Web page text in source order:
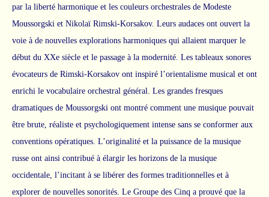
par la liberté harmonique et les couleurs orchestrales de Modeste
Moussorgski et Nikolaï Rimski-Korsakov. Leurs audaces ont ouvert la
voie à de nouvelles explorations harmoniques qui allaient marquer le
début du XXe siècle et le passage à la modernité. Les tableaux sonores
évocateurs de Rimski-Korsakov ont inspiré l’orientalisme musical et ont
enrichi le vocabulaire orchestral général. Les grandes fresques
dramatiques de Moussorgski ont montré comment une musique pouvait
être brute, réaliste et psychologiquement intense sans se conformer aux
conventions opératiques. L’originalité et la puissance de la musique
russe ont ainsi contribué à élargir les horizons de la musique
occidentale, l’incitant à se libérer des formes traditionnelles et à
explorer de nouvelles sonorités. Le Groupe des Cinq a prouvé que la